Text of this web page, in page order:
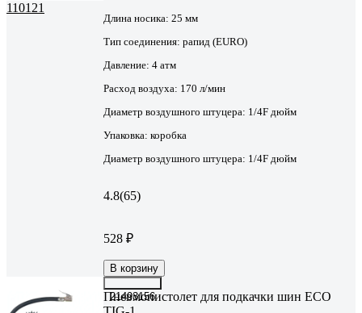
Длина носика: 25 мм
Тип соединения: рапид (EURO)
Давление: 4 атм
Расход воздуха: 170 л/мин
Диаметр воздушного штуцера: 1/4F дюйм
Упаковка: коробка
Диаметр воздушного штуцера: 1/4F дюйм
4.8(65)
528 ₽
В корзину
21493156
Пневмопистолет для подкачки шин ECO